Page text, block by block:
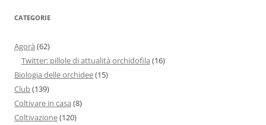
CATEGORIE
Agorà (62)
Twitter: pillole di attualità orchidofila (16)
Biologia delle orchidee(15)
Club(139)
Coltivare in casa (8)
Coltivazione(120)